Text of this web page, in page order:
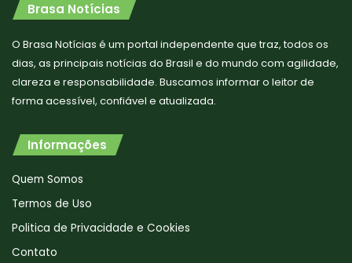
Brasa Notícias
O Brasa Notícias é um portal independente que traz, todos os
dias, as principais notícias do Brasil e do mundo com agilidade,
clareza e responsabilidade. Buscamos informar o leitor de
forma acessível, confiável e atualizada.
Informações
Quem Somos
Termos de Uso
Politica de Privacidade e Cookies
Contato